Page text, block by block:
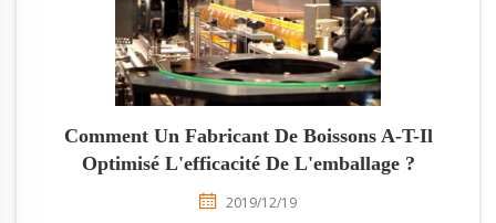
Comment Un Fabricant De Boissons A-T-Il
Optimisé L'efficacité De L'emballage ?
2019/12/19